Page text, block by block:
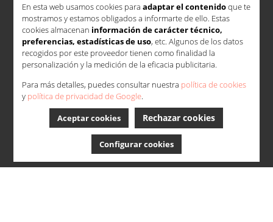
En esta web usamos cookies para adaptar el contenidoque te
mostramos y estamos obligados a informarte de ello. Estas
cookies almacenan información de carácter técnico,
preferencias, estadísticas de uso, etc. Algunos de los datos
recogidos por este proveedor tienen como finalidad la
personalización y la medición de la eficacia publicitaria.
Para más detalles, puedes consultar nuestra política de cookies
y política de privacidad de Google.
Aceptar cookies
Rechazar cookies
Configurar cookies